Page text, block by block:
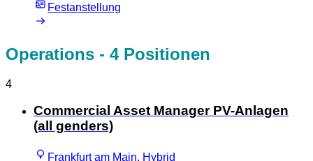
Festanstellung
Operations - 4 Positionen
4
Commercial Asset Manager PV-Anlagen
(all genders)
Frankfurt am Main, Hybrid